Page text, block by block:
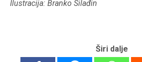
Ilustracija: Branko Silađin
Širi dalje